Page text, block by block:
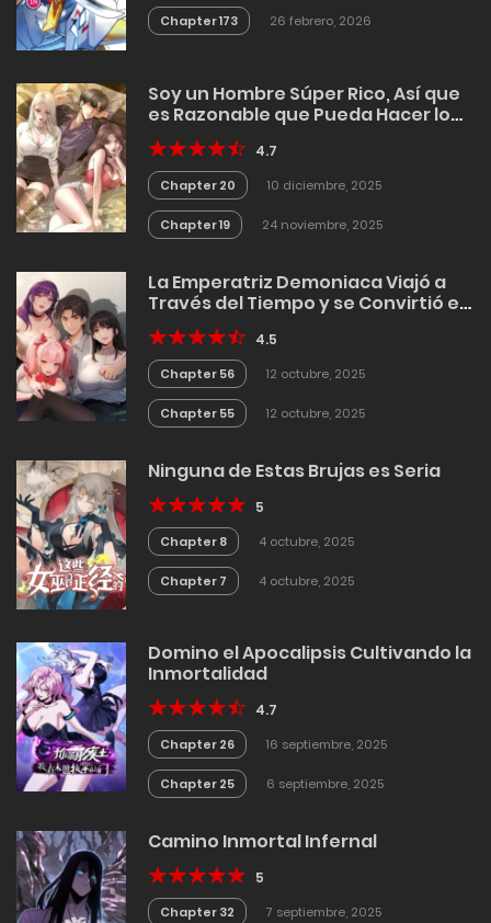
Chapter 173 26 febrero, 2026
Soy un Hombre Súper Rico, Así que
es Razonable que Pueda Hacer lo
que Quiera
4.7
Chapter 20 10 diciembre, 2025
Chapter 19 24 noviembre, 2025
La Emperatriz Demoniaca Viajó a
Través del Tiempo y se Convirtió en
mi Jefa
4.5
Chapter 56 12 octubre, 2025
Chapter 55 12 octubre, 2025
Ninguna de Estas Brujas es Seria
5
Chapter 8 4 octubre, 2025
Chapter 7 4 octubre, 2025
Domino el Apocalipsis Cultivando la
Inmortalidad
4.7
Chapter 26 16 septiembre, 2025
Chapter 25 6 septiembre, 2025
Camino Inmortal Infernal
5
Chapter 32 7 septiembre, 2025